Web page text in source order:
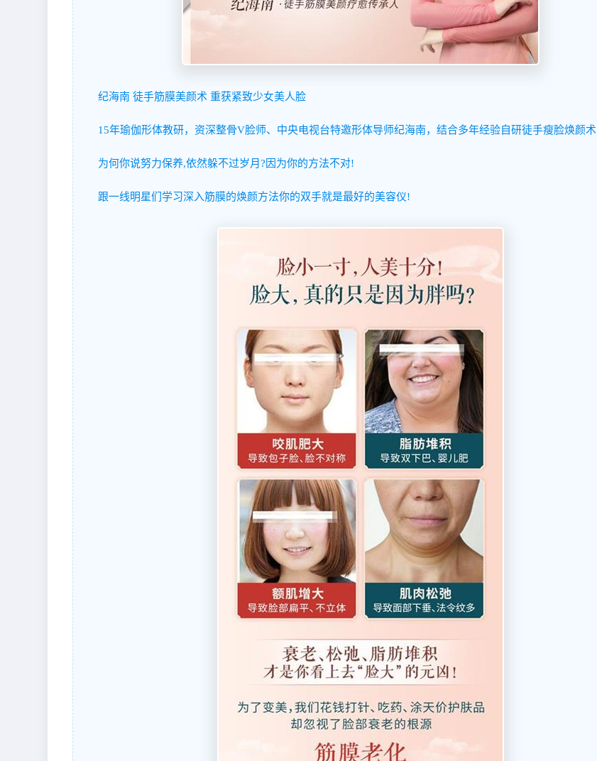
纪海南 徒手筋膜美颜术 重获紧致少女美人脸
15年瑜伽形体教研，资深整骨V脸师、中央电视台特邀形体导师纪海南，结合多年经验自研徒手瘦脸焕颜术
为何你说努力保养,依然躲不过岁月?因为你的方法不对!
跟一线明星们学习深入筋膜的焕颜方法你的双手就是最好的美容仪!